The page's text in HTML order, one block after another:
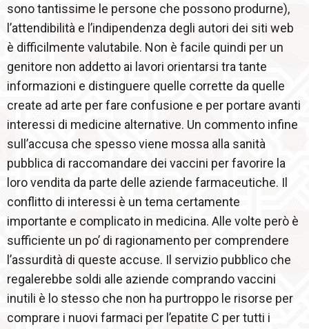
sono tantissime le persone che possono produrne),
l’attendibilità e l’indipendenza degli autori dei siti web
è difficilmente valutabile. Non è facile quindi per un
genitore non addetto ai lavori orientarsi tra tante
informazioni e distinguere quelle corrette da quelle
create ad arte per fare confusione e per portare avanti
interessi di medicine alternative. Un commento infine
sull’accusa che spesso viene mossa alla sanità
pubblica di raccomandare dei vaccini per favorire la
loro vendita da parte delle aziende farmaceutiche. Il
conflitto di interessi è un tema certamente
importante e complicato in medicina. Alle volte però è
sufficiente un po’ di ragionamento per comprendere
l’assurdità di queste accuse. Il servizio pubblico che
regalerebbe soldi alle aziende comprando vaccini
inutili è lo stesso che non ha purtroppo le risorse per
comprare i nuovi farmaci per l’epatite C per tutti i